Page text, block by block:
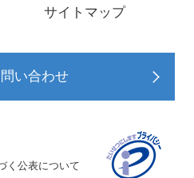
サイトマップ
い合わせ
く公表について